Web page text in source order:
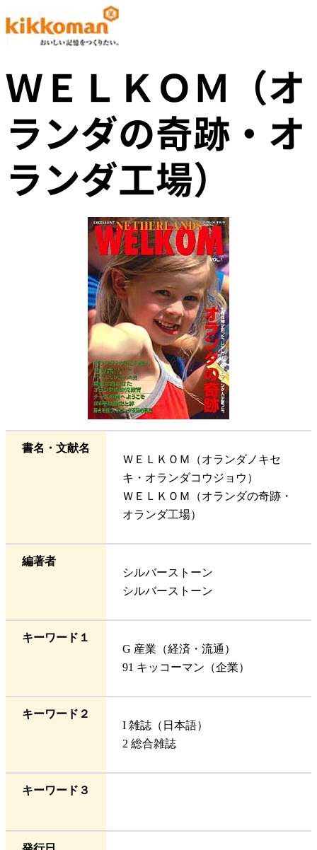
ＷＥＬＫＯＭ（オ
ランダの奇跡・オ
ランダ工場）
書名・文献名
ＷＥＬＫＯＭ（オランダノキセ
キ・オランダコウジョウ）
ＷＥＬＫＯＭ（オランダの奇跡・
オランダ工場）
編著者
シルバーストーン
シルバーストーン
キーワード１
G 産業（経済・流通）
91 キッコーマン（企業）
キーワード２
I 雑誌（日本語）
2 総合雑誌
キーワード３